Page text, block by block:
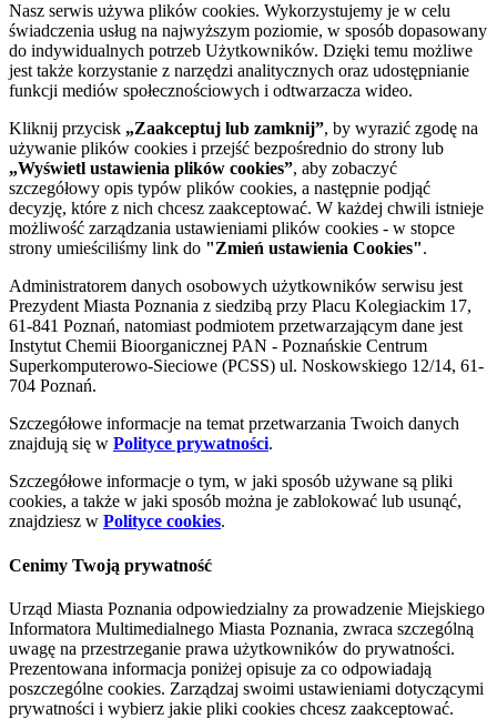
Nasz serwis używa plików cookies. Wykorzystujemy je w celu
świadczenia usług na najwyższym poziomie, w sposób dopasowany
do indywidualnych potrzeb Użytkowników. Dzięki temu możliwe
jest także korzystanie z narzędzi analitycznych oraz udostępnianie
funkcji mediów społecznościowych i odtwarzacza wideo.
Kliknij przycisk „Zaakceptuj lub zamknij”, by wyrazić zgodę na
używanie plików cookies i przejść bezpośrednio do strony lub
„Wyświetl ustawienia plików cookies”, aby zobaczyć
szczegółowy opis typów plików cookies, a następnie podjąć
decyzję, które z nich chcesz zaakceptować. W każdej chwili istnieje
możliwość zarządzania ustawieniami plików cookies - w stopce
strony umieściliśmy link do "Zmień ustawienia Cookies".
Administratorem danych osobowych użytkowników serwisu jest
Prezydent Miasta Poznania z siedzibą przy Placu Kolegiackim 17,
61-841 Poznań, natomiast podmiotem przetwarzającym dane jest
Instytut Chemii Bioorganicznej PAN - Poznańskie Centrum
Superkomputerowo-Sieciowe (PCSS) ul. Noskowskiego 12/14, 61-
704 Poznań.
Szczegółowe informacje na temat przetwarzania Twoich danych
znajdują się w Polityce prywatności.
Szczegółowe informacje o tym, w jaki sposób używane są pliki
cookies, a także w jaki sposób można je zablokować lub usunąć,
znajdziesz w Polityce cookies.
Cenimy Twoją prywatność
Urząd Miasta Poznania odpowiedzialny za prowadzenie Miejskiego
Informatora Multimedialnego Miasta Poznania, zwraca szczególną
uwagę na przestrzeganie prawa użytkowników do prywatności.
Prezentowana informacja poniżej opisuje za co odpowiadają
poszczególne cookies. Zarządzaj swoimi ustawieniami dotyczącymi
prywatności i wybierz jakie pliki cookies chcesz zaakceptować.